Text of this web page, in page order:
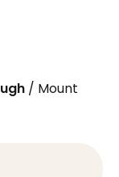
/ Mount